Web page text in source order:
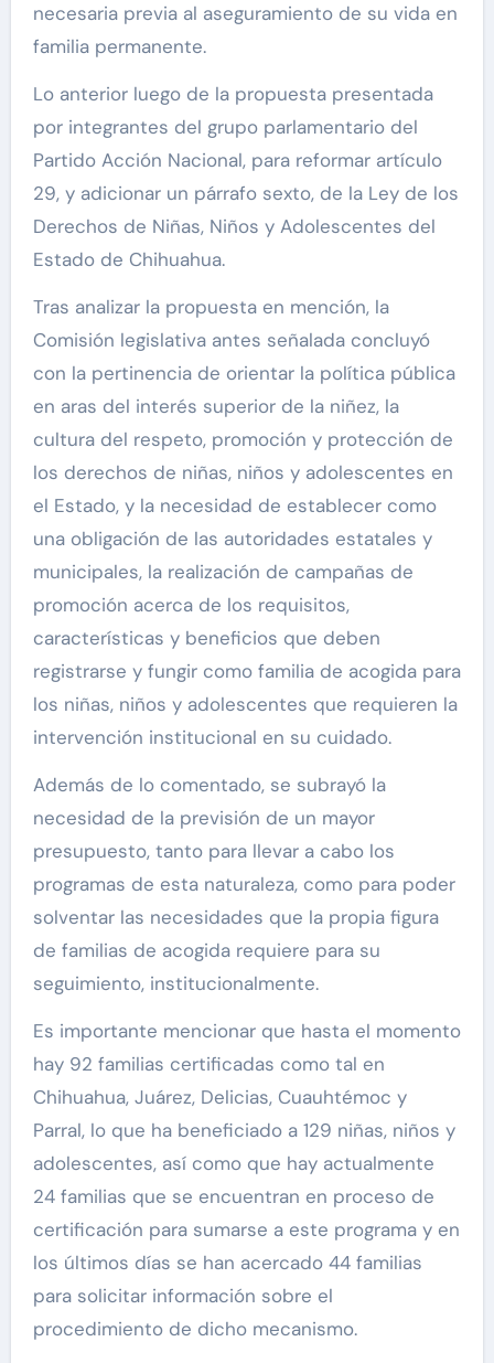
necesaria previa al aseguramiento de su vida en
familia permanente.
Lo anterior luego de la propuesta presentada
por integrantes del grupo parlamentario del
Partido Acción Nacional, para reformar artículo
29, y adicionar un párrafo sexto, de la Ley de los
Derechos de Niñas, Niños y Adolescentes del
Estado de Chihuahua.
Tras analizar la propuesta en mención, la
Comisión legislativa antes señalada concluyó
con la pertinencia de orientar la política pública
en aras del interés superior de la niñez, la
cultura del respeto, promoción y protección de
los derechos de niñas, niños y adolescentes en
el Estado, y la necesidad de establecer como
una obligación de las autoridades estatales y
municipales, la realización de campañas de
promoción acerca de los requisitos,
características y beneficios que deben
registrarse y fungir como familia de acogida para
los niñas, niños y adolescentes que requieren la
intervención institucional en su cuidado.
Además de lo comentado, se subrayó la
necesidad de la previsión de un mayor
presupuesto, tanto para llevar a cabo los
programas de esta naturaleza, como para poder
solventar las necesidades que la propia figura
de familias de acogida requiere para su
seguimiento, institucionalmente.
Es importante mencionar que hasta el momento
hay 92 familias certificadas como tal en
Chihuahua, Juárez, Delicias, Cuauhtémoc y
Parral, lo que ha beneficiado a 129 niñas, niños y
adolescentes, así como que hay actualmente
24 familias que se encuentran en proceso de
certificación para sumarse a este programa y en
los últimos días se han acercado 44 familias
para solicitar información sobre el
procedimiento de dicho mecanismo.